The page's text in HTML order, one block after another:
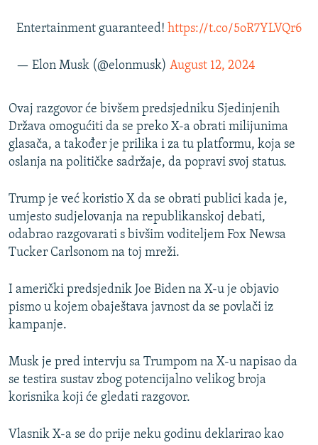
Entertainment guaranteed! https://t.co/5oR7YLVQr6
— Elon Musk (@elonmusk) August 12, 2024
Ovaj razgovor će bivšem predsjedniku Sjedinjenih
Država omogućiti da se preko X-a obrati milijunima
glasača, a također je prilika i za tu platformu, koja se
oslanja na političke sadržaje, da popravi svoj status.
Trump je već koristio X da se obrati publici kada je,
umjesto sudjelovanja na republikanskoj debati,
odabrao razgovarati s bivšim voditeljem Fox Newsa
Tucker Carlsonom na toj mreži.
I američki predsjednik Joe Biden na X-u je objavio
pismo u kojem obaještava javnost da se povlači iz
kampanje.
Musk je pred intervju sa Trumpom na X-u napisao da
se testira sustav zbog potencijalno velikog broja
korisnika koji će gledati razgovor.
Vlasnik X-a se do prije neku godinu deklarirao kao